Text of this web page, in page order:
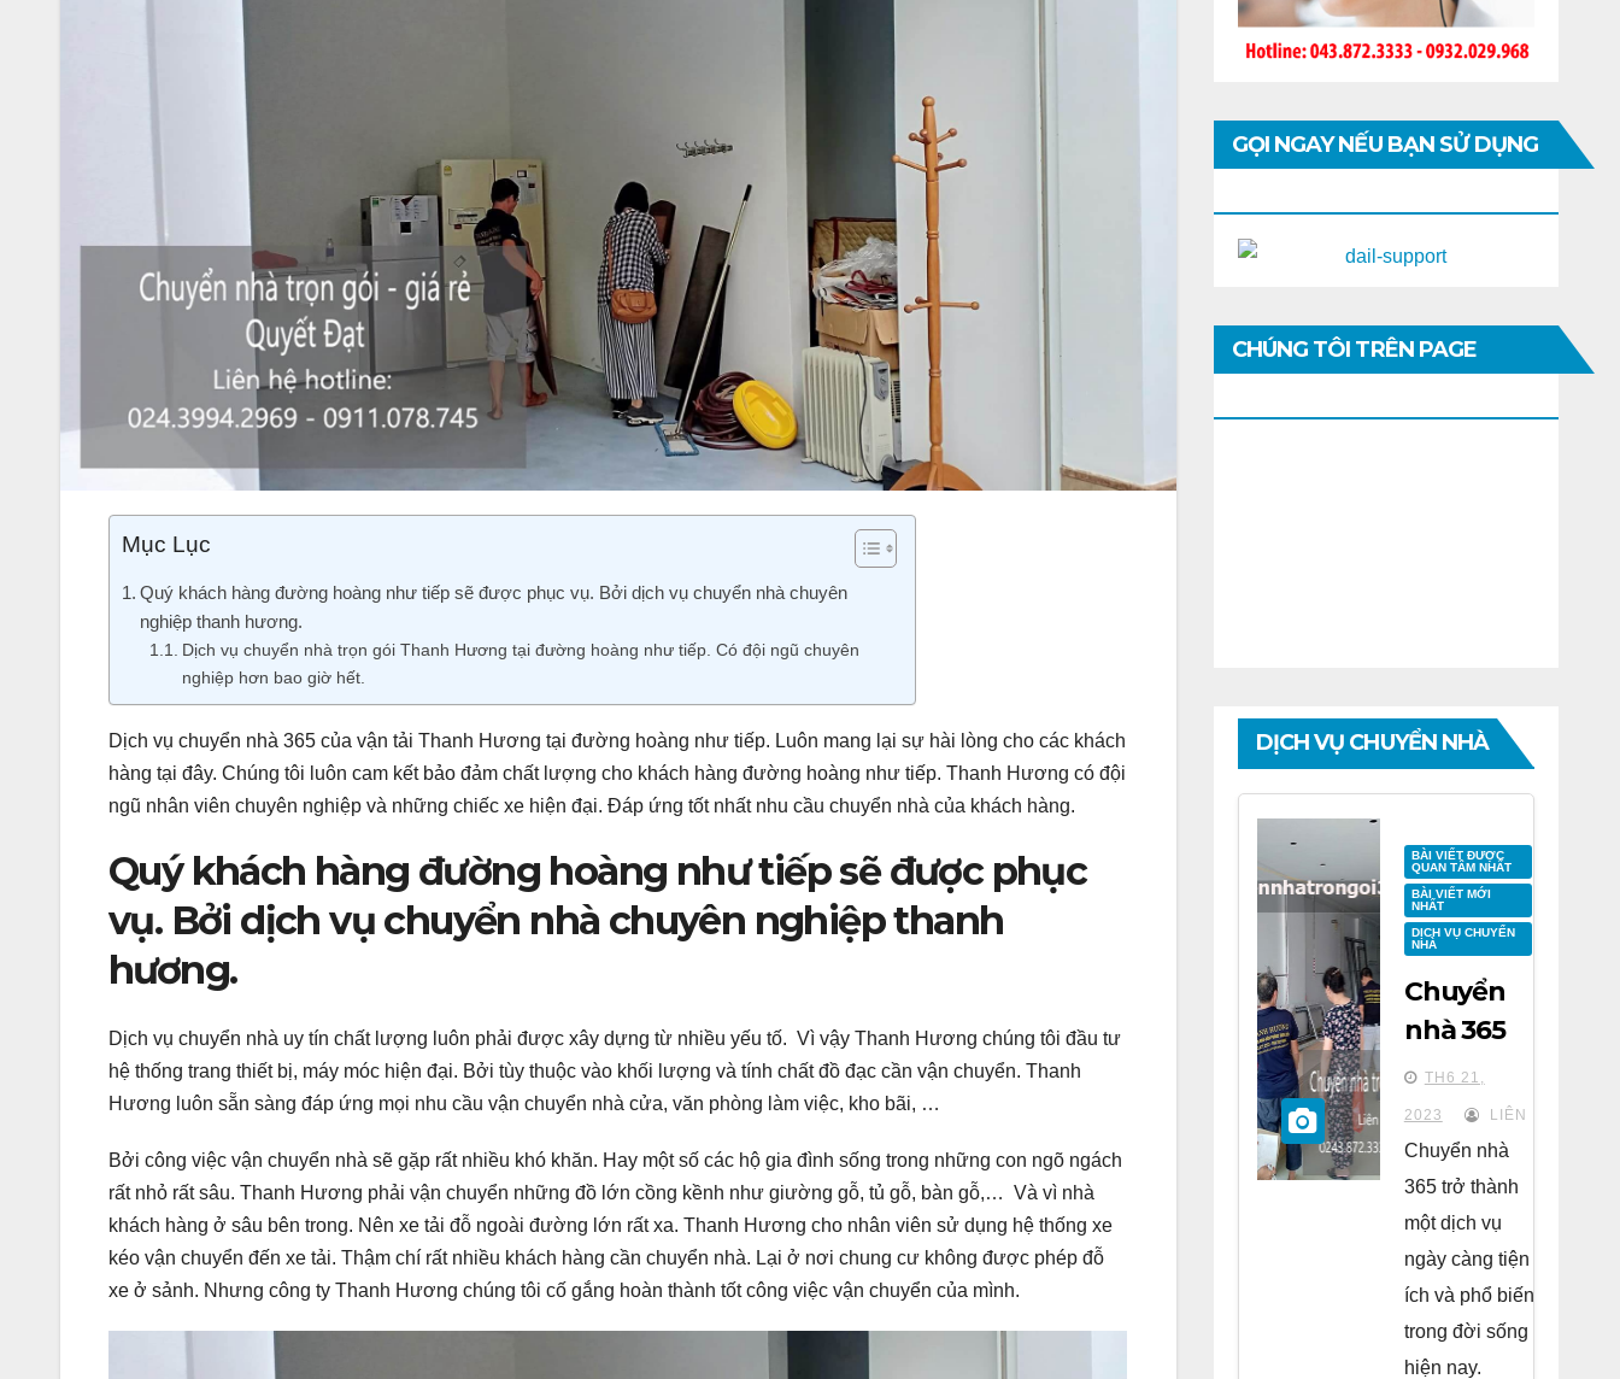
Mục Lục
Quý khách hàng đường hoàng như tiếp sẽ được phục vụ. Bởi dịch vụ chuyển nhà chuyên
nghiệp thanh hương.
Dịch vụ chuyển nhà trọn gói Thanh Hương tại đường hoàng như tiếp. Có đội ngũ chuyên
nghiệp hơn bao giờ hết.
Dịch vụ chuyển nhà 365 của vận tải Thanh Hương tại đường hoàng như tiếp. Luôn mang lại sự hài lòng cho các khách
hàng tại đây. Chúng tôi luôn cam kết bảo đảm chất lượng cho khách hàng đường hoàng như tiếp. Thanh Hương có đội
ngũ nhân viên chuyên nghiệp và những chiếc xe hiện đại. Đáp ứng tốt nhất nhu cầu chuyển nhà của khách hàng.
Quý khách hàng đường hoàng như tiếp sẽ được phục
vụ. Bởi dịch vụ chuyển nhà chuyên nghiệp thanh
hương.
Dịch vụ chuyển nhà uy tín chất lượng luôn phải được xây dựng từ nhiều yếu tố. Vì vậy Thanh Hương chúng tôi đầu tư
hệ thống trang thiết bị, máy móc hiện đại. Bởi tùy thuộc vào khối lượng và tính chất đồ đạc cần vận chuyển. Thanh
Hương luôn sẵn sàng đáp ứng mọi nhu cầu vận chuyển nhà cửa, văn phòng làm việc, kho bãi, …
Bởi công việc vận chuyển nhà sẽ gặp rất nhiều khó khăn. Hay một số các hộ gia đình sống trong những con ngõ ngách
rất nhỏ rất sâu. Thanh Hương phải vận chuyển những đồ lớn cồng kềnh như giường gỗ, tủ gỗ, bàn gỗ,… Và vì nhà
khách hàng ở sâu bên trong. Nên xe tải đỗ ngoài đường lớn rất xa. Thanh Hương cho nhân viên sử dụng hệ thống xe
kéo vận chuyển đến xe tải. Thậm chí rất nhiều khách hàng cần chuyển nhà. Lại ở nơi chung cư không được phép đỗ
xe ở sảnh. Nhưng công ty Thanh Hương chúng tôi cố gắng hoàn thành tốt công việc vận chuyển của mình.
GỌI NGAY NẾU BẠN SỬ DỤNG
CHÚNG TÔI TRÊN PAGE
DỊCH VỤ CHUYỂN NHÀ
BÀI VIẾT ĐƯỢC
QUAN TÂM NHẤT
BÀI VIẾT MỚI
NHẤT
DỊCH VỤ CHUYỂN
NHÀ
Chuyển
nhà 365
tại chung
cư BID
Residence
Tố Hữu
TH6 21,
2023 LIÊN
Chuyển nhà
365 trở thành
một dịch vụ
ngày càng tiện
ích và phổ biến
trong đời sống
hiện nay.